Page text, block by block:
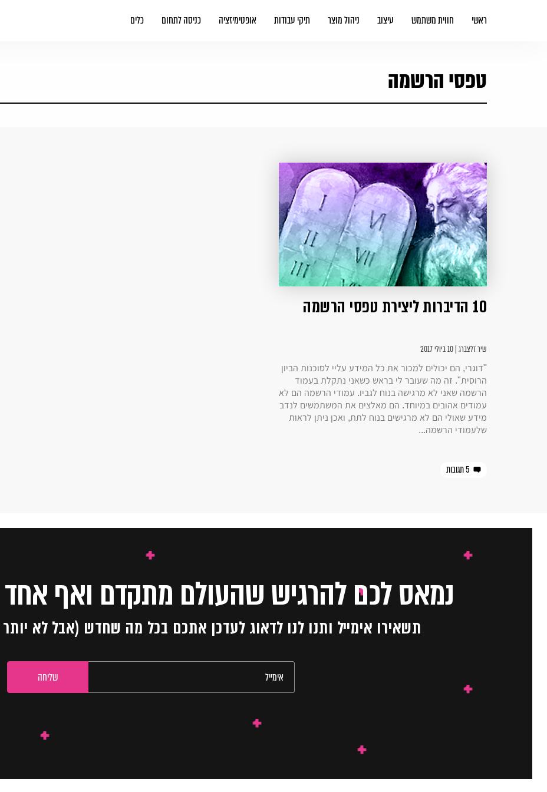
ראשי חווית משתמש עיצוב ניהול מוצר תיקי עבודות אופטימיזציה כניסה לתחום כלים
טפסי הרשמה
10 הדיברות ליצירת טפסי הרשמה
שיר זלצברג | 10 ביולי 2017
"דוגרי, הם יכולים למכור את כל המידע עליי לסוכנות הביון
הרוסית". זה מה שעובר לי בראש כשאני נתקלת בעמוד
הרשמה שאני לא מרגישה בנוח לגביו. עמודי הרשמה הם לא
עמודים אהובים במיוחד. הם מאלצים את המשתמשים לנדב
מידע שאולי הם לא מרגישים בנוח לתת, ואכן ניתן לראות
שלעמודי הרשמה...
5 תגובות
נמאס לכם להרגיש שהעולם מתקדם ואף אחד
תשאירו אימייל ותנו לנו לדאוג לעדכן אתכם בכל מה שחדש (אבל לא